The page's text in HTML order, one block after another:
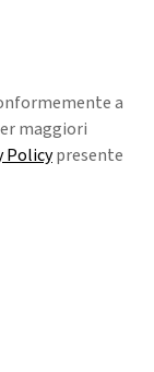
a
maggiori
Policypresente